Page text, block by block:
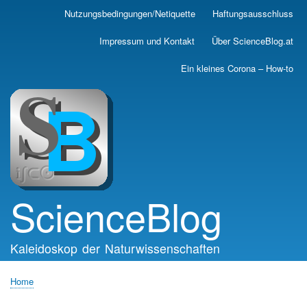
Skip
main
Nutzungsbedingungen/Netiquette Haftungsausschluss
Impressum und Kontakt Über ScienceBlog.at
Ein kleines Corona – How-to
ScienceBlog
Kaleidoskop der Naturwissenschaften
Home